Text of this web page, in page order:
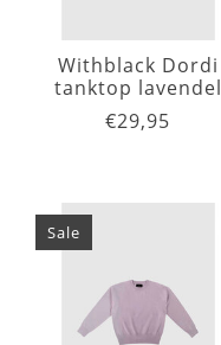
Withblack Dordi
tanktop lavendel
€29,95
Sale